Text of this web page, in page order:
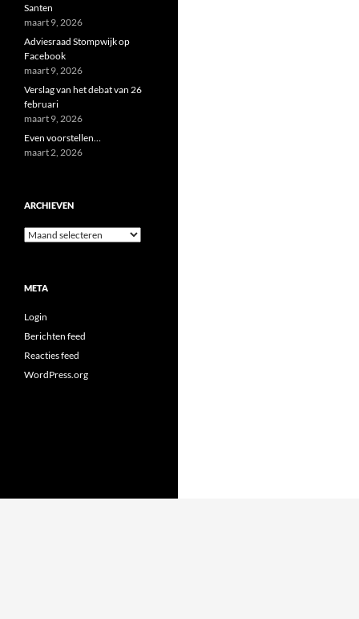
Santen
maart 9, 2026
Adviesraad Stompwijk op
Facebook
maart 9, 2026
Verslag van het debat van 26
februari
maart 9, 2026
Even voorstellen…
maart 2, 2026
ARCHIEVEN
Archieven
META
Login
Berichten feed
Reacties feed
WordPress.org